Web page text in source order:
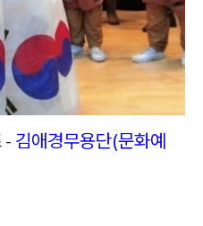
- 김애경무용단(문화예